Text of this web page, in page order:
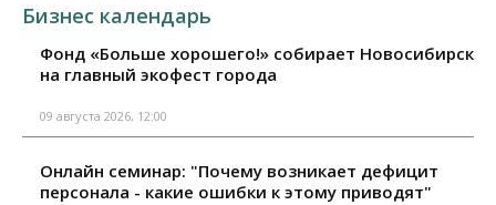
Бизнес календарь
Фонд «Больше хорошего!» собирает Новосибирск
на главный экофест города
09 августа 2026, 12:00
Онлайн семинар: "Почему возникает дефицит
персонала - какие ошибки к этому приводят"